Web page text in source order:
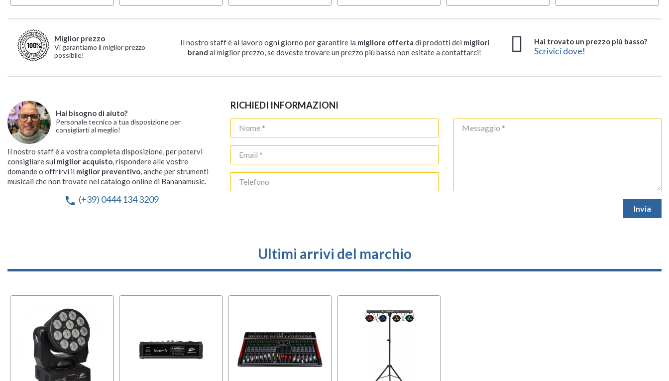
Miglior prezzo
Vi garantiamo il miglior prezzo
possibile!
Il nostro staff è al lavoro ogni giorno per garantire la migliore offerta di prodotti dei migliori
brand al miglior prezzo, se doveste trovare un prezzo più basso non esitate a contattarci!
Hai trovato un prezzo più basso?
Scrivici dove!
Hai bisogno di aiuto?
Personale tecnico a tua disposizione per
consigliarti al meglio!
Il nostro staff è a vostra completa disposizione, per potervi
consigliare sul miglior acquisto, rispondere alle vostre
domande o offrirvi il miglior preventivo, anche per strumenti
musicali che non trovate nel catalogo online di Bananamusic.
phone (+39) 0444 134 3209
RICHIEDI INFORMAZIONI
Ultimi arrivi del marchio